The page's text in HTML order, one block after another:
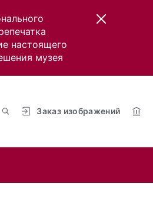
настоящего
музея
Заказ изображений